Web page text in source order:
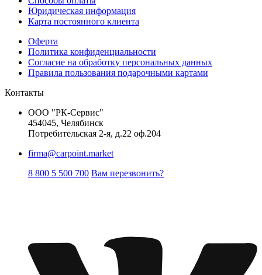
Юридическая информация
Карта постоянного клиента
Оферта
Политика конфиденциальности
Согласие на обработку персональных данных
Правила пользования подарочными картами
Контакты
ООО "РК-Сервис"
454045, Челябинск
Потребительская 2-я, д.22 оф.204
firma@carpoint.market
8 800 5 500 700 Вам перезвонить?